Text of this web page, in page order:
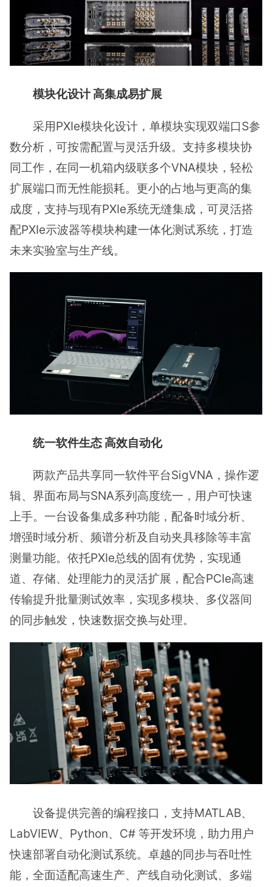
模块化设计 高集成易扩展
采用PXIe模块化设计，单模块实现双端口S参
数分析，可按需配置与灵活升级。支持多模块协
同工作，在同一机箱内级联多个VNA模块，轻松
扩展端口而无性能损耗。更小的占地与更高的集
成度，支持与现有PXIe系统无缝集成，可灵活搭
配PXIe示波器等模块构建一体化测试系统，打造
未来实验室与生产线。
统一软件生态 高效自动化
两款产品共享同一软件平台SigVNA，操作逻
辑、界面布局与SNA系列高度统一，用户可快速
上手。一台设备集成多种功能，配备时域分析、
增强时域分析、频谱分析及自动夹具移除等丰富
测量功能。依托PXIe总线的固有优势，实现通
道、存储、处理能力的灵活扩展，配合PCIe高速
传输提升批量测试效率，实现多模块、多仪器间
的同步触发，快速数据交换与处理。
设备提供完善的编程接口，支持MATLAB、
LabVIEW、Python、C# 等开发环境，助力用户
快速部署自动化测试系统。卓越的同步与吞吐性
能，全面适配高速生产、产线自动化测试、多端